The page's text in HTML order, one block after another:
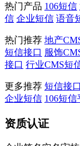
热门产品 106短信
信 企业短信 语音
热门推荐 地产
短信接口 服饰
接口 行业CMS短
更多推荐 短信接口
企业短信 106短信
资质认证